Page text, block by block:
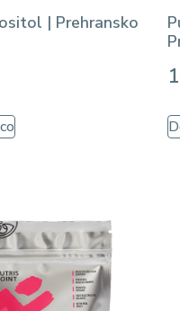
| Prehransko